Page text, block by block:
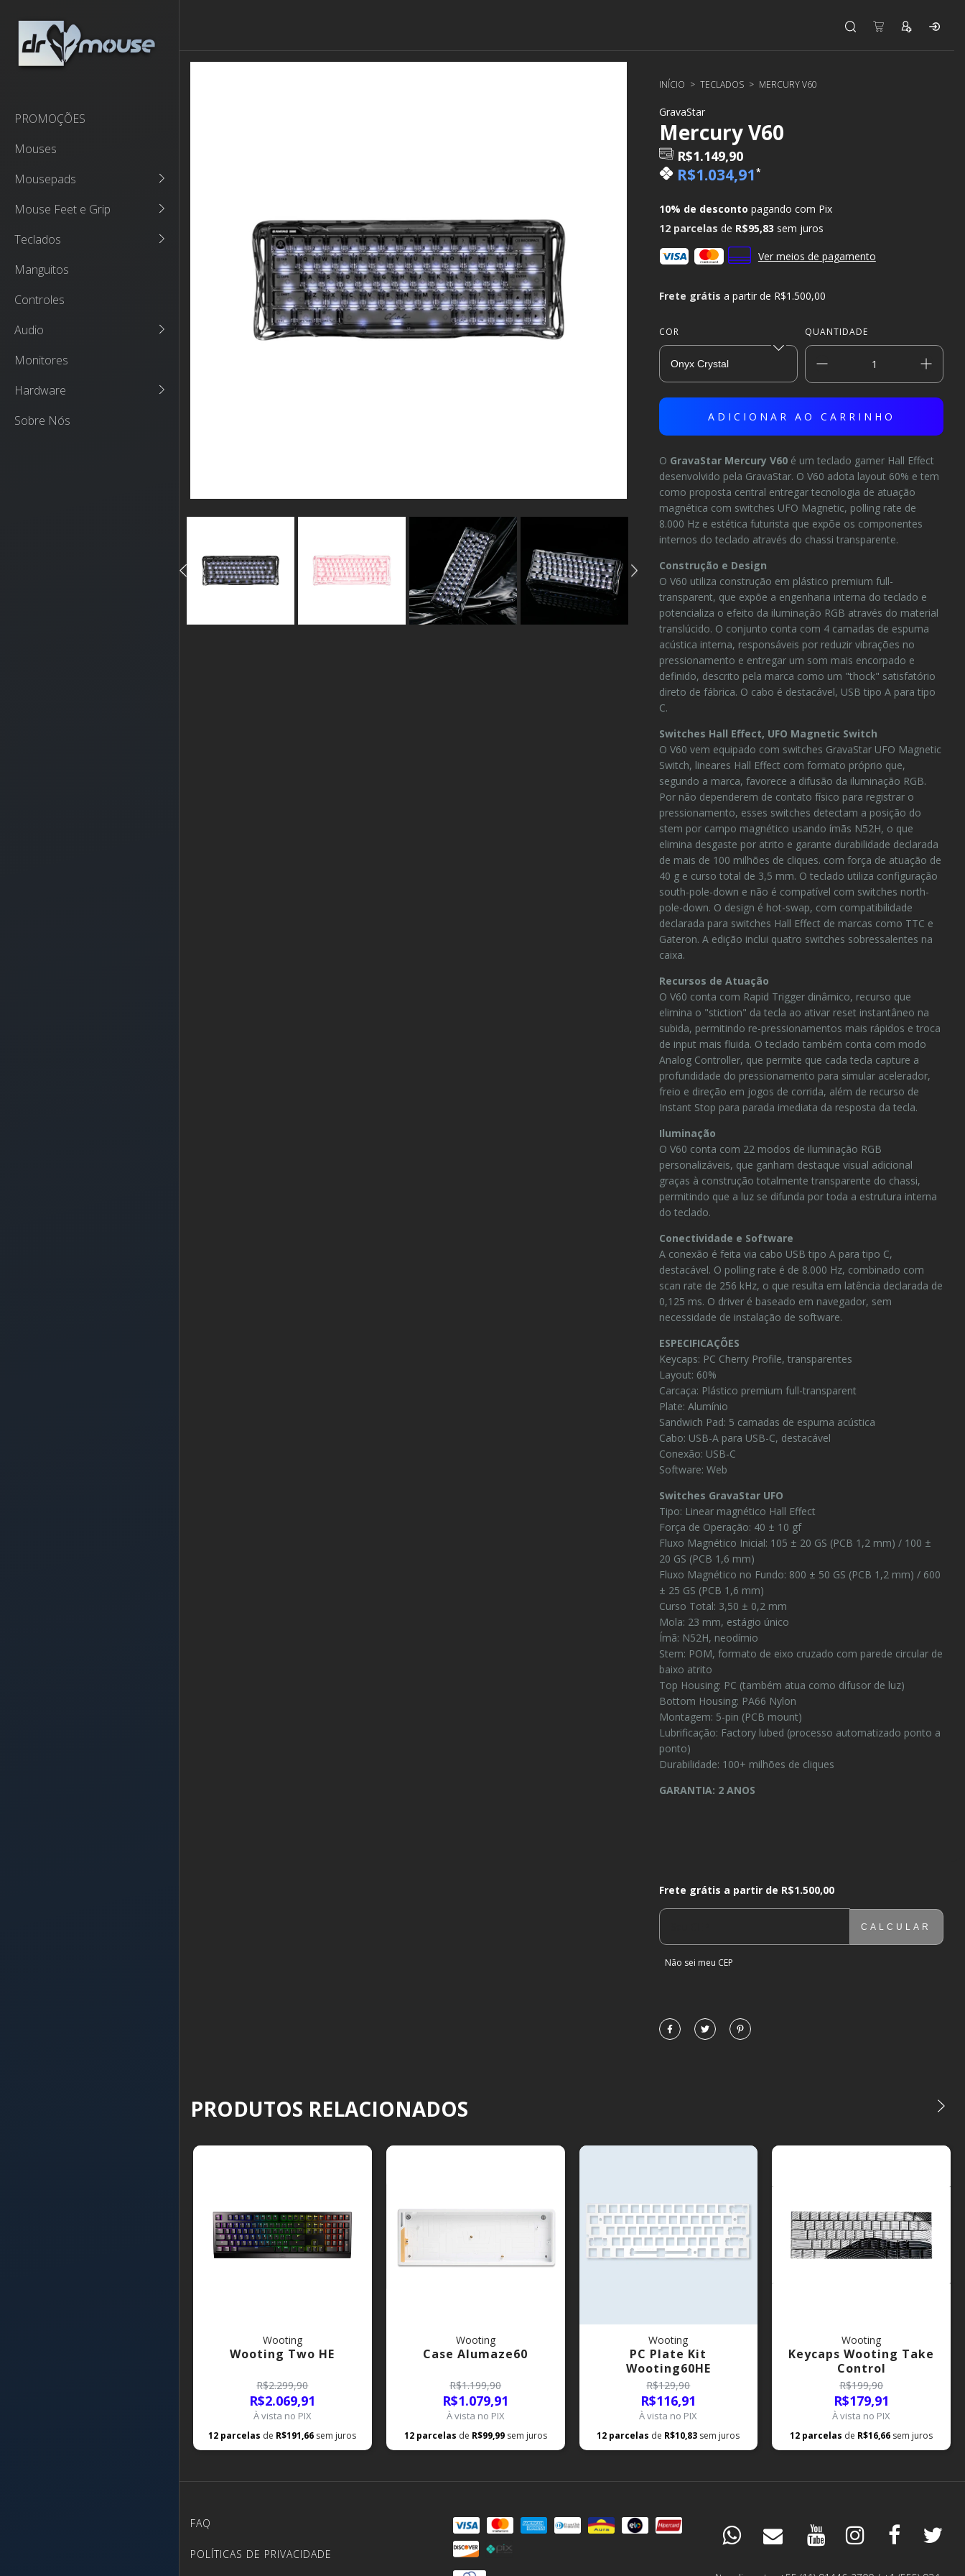
PROMOÇÕES
Mouses
Mousepads
Mouse Feet e Grip
Teclados
Manguitos
Controles
Audio
Monitores
Hardware
Sobre Nós
INÍCIO > TECLADOS > MERCURY V60
GravaStar
Mercury V60
R$1.149,90
R$1.034,91*
10% de desconto pagando com Pix
12 parcelasde R$95,83 sem juros
Ver meios de pagamento
Frete grátis a partir de R$1.500,00
COR QUANTIDADE
O GravaStar Mercury V60 é um teclado gamer Hall Effect
desenvolvido pela GravaStar. O V60 adota layout 60% e tem
como proposta central entregar tecnologia de atuação
magnética com switches UFO Magnetic, polling rate de
8.000 Hz e estética futurista que expõe os componentes
internos do teclado através do chassi transparente.
Construção e Design
O V60 utiliza construção em plástico premium full-
transparent, que expõe a engenharia interna do teclado e
potencializa o efeito da iluminação RGB através do material
translúcido. O conjunto conta com 4 camadas de espuma
acústica interna, responsáveis por reduzir vibrações no
pressionamento e entregar um som mais encorpado e
definido, descrito pela marca como um "thock" satisfatório
direto de fábrica. O cabo é destacável, USB tipo A para tipo
C.
Switches Hall Effect, UFO Magnetic Switch
O V60vem equipado com switches GravaStar UFO Magnetic
Switch, lineares Hall Effect com formato próprio que,
segundo a marca, favorece a difusão da iluminação RGB.
Por não dependerem de contato físico para registrar o
pressionamento, esses switches detectam a posição do
stem por campo magnético usando ímãs N52H, o que
elimina desgaste por atrito e garante durabilidade declarada
de mais de 100 milhões de cliques. com força de atuação de
40 g e curso total de 3,5 mm. O teclado utiliza configuração
south-pole-down e não é compatível com switches north-
pole-down. O design é hot-swap, com compatibilidade
declarada para switches Hall Effect de marcas como TTC e
Gateron. A edição inclui quatro switches sobressalentes na
caixa.
Recursos de Atuação
O V60 conta com Rapid Trigger dinâmico, recurso que
elimina o "stiction" da tecla ao ativar reset instantâneo na
subida, permitindo re-pressionamentos mais rápidos e troca
de input mais fluida. O teclado também conta com modo
Analog Controller, que permite que cada tecla capture a
profundidade do pressionamento para simular acelerador,
freio e direção em jogos de corrida, além de recurso de
Instant Stop para parada imediata da resposta da tecla.
Iluminação
O V60 conta com 22 modos de iluminação RGB
personalizáveis, que ganham destaque visual adicional
graças à construção totalmente transparente do chassi,
permitindo que a luz se difunda por toda a estrutura interna
do teclado.
Conectividade e Software
A conexão é feita via cabo USB tipo A para tipo C,
destacável. O polling rate é de 8.000 Hz, combinado com
scan rate de 256 kHz, o que resulta em latência declarada de
0,125 ms. O driver é baseado em navegador, sem
necessidade de instalação de software.
ESPECIFICAÇÕES
Keycaps: PC Cherry Profile, transparentes
Layout: 60%
Carcaça: Plástico premium full-transparent
Plate: Alumínio
Sandwich Pad: 5 camadas de espuma acústica
Cabo: USB-A para USB-C, destacável
Conexão: USB-C
Software: Web
Switches GravaStar UFO
Tipo: Linear magnético Hall Effect
Força de Operação: 40 ± 10 gf
Fluxo Magnético Inicial: 105 ± 20 GS (PCB 1,2 mm) / 100 ±
20 GS (PCB 1,6 mm)
Fluxo Magnético no Fundo: 800 ± 50 GS (PCB 1,2 mm) / 600
± 25 GS (PCB 1,6 mm)
Curso Total: 3,50 ± 0,2 mm
Mola: 23 mm, estágio único
Ímã: N52H, neodímio
Stem: POM, formato de eixo cruzado com parede circular de
baixo atrito
Top Housing: PC (também atua como difusor de luz)
Bottom Housing: PA66 Nylon
Montagem: 5-pin (PCB mount)
Lubrificação: Factory lubed (processo automatizado ponto a
ponto)
Durabilidade: 100+ milhões de cliques
GARANTIA: 2 ANOS
Frete grátis a partir deR$1.500,00
ALTERAR CEP
Frete grátis a partir de R$1.500,00
CALCULAR
Não sei meu CEP
PRODUTOS RELACIONADOS
Wooting
Wooting Two HE
R$2.299,90
R$2.069,91
À vista no PIX
12 parcelas de R$191,66 sem juros
Wooting
Case Alumaze60
R$1.199,90
R$1.079,91
À vista no PIX
12 parcelas de R$99,99 sem juros
Wooting
PC Plate Kit
Wooting60HE
R$129,90
R$116,91
À vista no PIX
12 parcelas de R$10,83 sem juros
Wooting
Keycaps Wooting Take
Control
R$199,90
R$179,91
À vista no PIX
12 parcelas de R$16,66 sem juros
FAQ
POLÍTICAS DE PRIVACIDADE